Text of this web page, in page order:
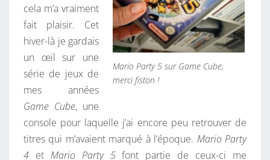
Mario Party 5 sur Game Cube,
merci fiston !
cela m’a vraiment
fait plaisir. Cet
hiver-là je gardais
un œil sur une
série de jeux de
mes années
Game Cube, une
console pour laquelle j’ai encore peu retrouver de
titres qui m’avaient marqué à l’époque. Mario Party
4 et Mario Party 5font partie de ceux-ci me